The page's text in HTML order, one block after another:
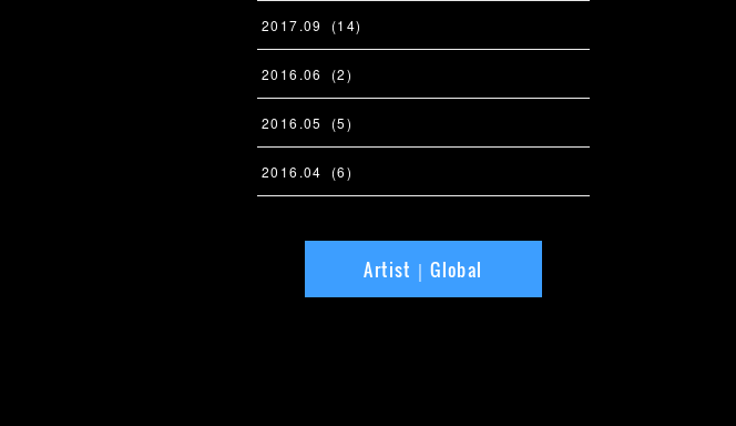
2017.09 (14)
2016 .06 (2)
2016 .05 (5)
2016 .04 (6)
Artist｜Global